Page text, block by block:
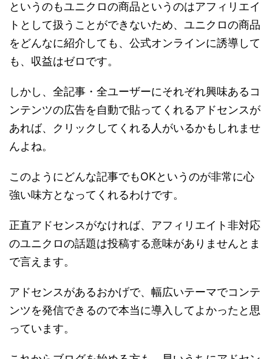
というのもユニクロの商品というのはアフィリエイ
トとして扱うことができないため、ユニクロの商品
をどんなに紹介しても、公式オンラインに誘導して
も、収益はゼロです。
しかし、全記事・全ユーザーにそれぞれ興味あるコ
ンテンツの広告を自動で貼ってくれるアドセンスが
あれば、クリックしてくれる人がいるかもしれませ
んよね。
このようにどんな記事でもOKというのが非常に心
強い味方となってくれるわけです。
正直アドセンスがなければ、アフィリエイト非対応
のユニクロの話題は投稿する意味がありませんとま
で言えます。
アドセンスがあるおかげで、幅広いテーマでコンテ
ンツを発信できるので本当に導入してよかったと思
っています。